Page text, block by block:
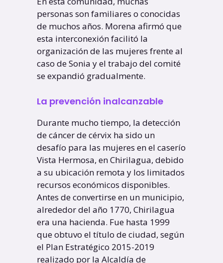
personas son familiares o conocidas
de muchos años. Morena afirmó que
esta interconexión facilitó la
organización de las mujeres frente al
caso de Sonia y el trabajo del comité
se expandió gradualmente.
La prevención inalcanzable
Durante mucho tiempo, la detección
de cáncer de cérvix ha sido un
desafío para las mujeres en el caserío
Vista Hermosa, en Chirilagua, debido
a su ubicación remota y los limitados
recursos económicos disponibles.
Antes de convertirse en un municipio,
alrededor del año 1770, Chirilagua
era una hacienda. Fue hasta 1999
que obtuvo el título de ciudad, según
el Plan Estratégico 2015-2019
realizado por la Alcaldía de